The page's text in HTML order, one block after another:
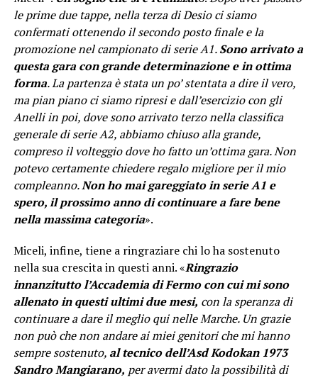
le prime due tappe, nella terza di Desio ci siamo
confermati ottenendo il secondo posto finale e la
promozione nel campionato di serie A1.Sono arrivato a
questa gara con grande determinazione e in ottima
forma. La partenza è stata un po’ stentata a dire il vero,
ma pian piano ci siamo ripresi e dall’esercizio con gli
Anelli in poi, dove sono arrivato terzo nella classifica
generale di serie A2, abbiamo chiuso alla grande,
compreso il volteggio dove ho fatto un’ottima gara. Non
potevo certamente chiedere regalo migliore per il mio
compleanno.Non ho mai gareggiato in serie A1 e
spero, il prossimo anno di continuare a fare bene
nella massima categoria».
Miceli, infine, tiene a ringraziare chi lo ha sostenuto
nella sua crescita in questi anni. «Ringrazio
innanzitutto l’Accademia di Fermo con cui mi sono
allenato in questi ultimi due mesi, con la speranza di
continuare a dare il meglio qui nelle Marche. Un grazie
non può che non andare ai miei genitori che mi hanno
sempre sostenuto, al tecnico dell’Asd Kodokan 1973
Sandro Mangiarano, per avermi dato la possibilità di